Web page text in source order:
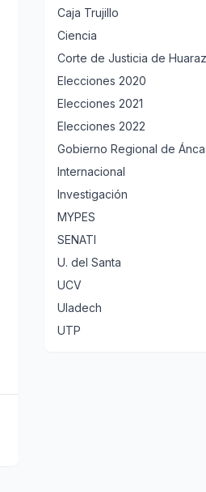
Caja Trujillo
Ciencia
Corte de Justicia de Huaraz
Elecciones 2020
Elecciones 2021
Elecciones 2022
Gobierno Regional de
Internacional
Investigación
MYPES
SENATI
U. del Santa
UCV
Uladech
UTP